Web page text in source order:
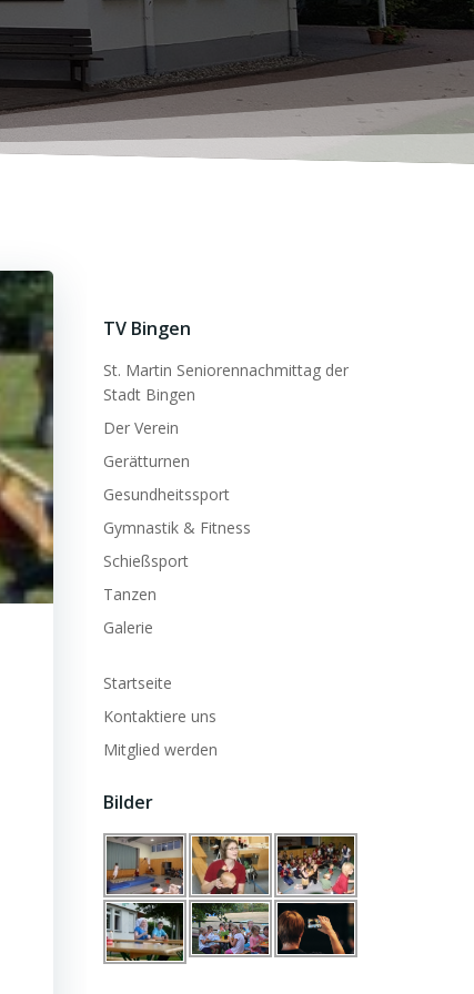
TV Bingen
St. Martin Seniorennachmittag der
Stadt Bingen
Der Verein
Gerätturnen
Gesundheitssport
Gymnastik & Fitness
Schießsport
Tanzen
Galerie
Startseite
Kontaktiere uns
Mitglied werden
Bilder